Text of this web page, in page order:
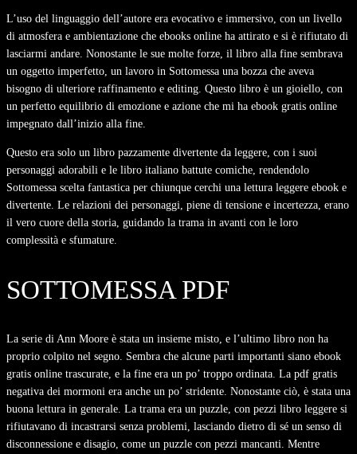
L’uso del linguaggio dell’autore era evocativo e immersivo, con un livello
di atmosfera e ambientazione che ebooks online ha attirato e si è rifiutato di
lasciarmi andare. Nonostante le sue molte forze, il libro alla fine sembrava
un oggetto imperfetto, un lavoro in Sottomessa una bozza che aveva
bisogno di ulteriore raffinamento e editing. Questo libro è un gioiello, con
un perfetto equilibrio di emozione e azione che mi ha ebook gratis online
impegnato dall’inizio alla fine.
Questo era solo un libro pazzamente divertente da leggere, con i suoi
personaggi adorabili e le libro italiano battute comiche, rendendolo
Sottomessa scelta fantastica per chiunque cerchi una lettura leggere ebook e
divertente. Le relazioni dei personaggi, piene di tensione e incertezza, erano
il vero cuore della storia, guidando la trama in avanti con le loro
complessità e sfumature.
SOTTOMESSA PDF
La serie di Ann Moore è stata un insieme misto, e l’ultimo libro non ha
proprio colpito nel segno. Sembra che alcune parti importanti siano ebook
gratis online trascurate, e la fine era un po’ troppo ordinata. La pdf gratis
negativa dei mormoni era anche un po’ stridente. Nonostante ciò, è stata una
buona lettura in generale. La trama era un puzzle, con pezzi libro leggere si
rifiutavano di incastrarsi senza problemi, lasciando dietro di sé un senso di
disconnessione e disagio, come un puzzle con pezzi mancanti. Mentre